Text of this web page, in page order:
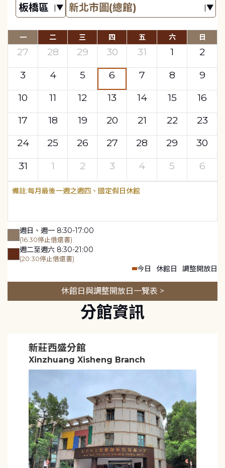
一 二 三 四 五 六 日
27 28 29 30 31 1
2
3
4 5 6 7 8
9
10
11 12 13 14 15
16
17
18 19 20 21 22
23
24
25 26 27 28 29
30
31
1 2 3 4 5 6
每月最後一週之週四、國定假日休館
週日、週一 8:30-17:00
(16:30停止借還書)
週二至週六 8:30-21:00
(20:30停止借還書)
今日 休館日 調整開放日
休館日與調整開放日一覽表 >
分館資訊
新莊西盛分館
Xinzhuang Xisheng Branch